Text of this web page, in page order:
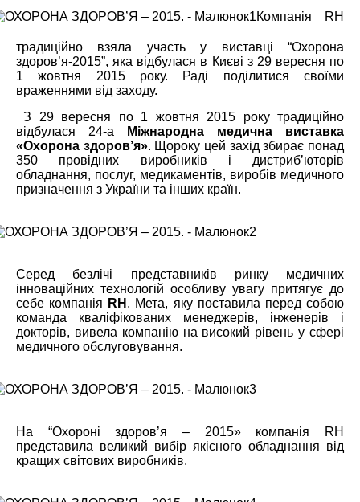
Компанія RH
традиційно взяла участь у виставці “Охорона
здоров’я-2015”, яка відбулася в Києві з 29 вересня по
1 жовтня 2015 року. Раді поділитися своїми
враженнями від заходу.
З 29 вересня по 1 жовтня 2015 року традиційно
відбулася 24-а
Міжнародна медична виставка
«Охорона здоров’я». Щороку цей захід збирає понад
350 провідних виробників і дистриб’юторів
обладнання, послуг, медикаментів, виробів медичного
призначення з України та інших країн.
Серед безлічі представників ринку медичних
інноваційних технологій особливу увагу притягує до
себе компанія RH . Мета, яку поставила перед собою
команда кваліфікованих менеджерів, інженерів і
докторів, вивела компанію на високий рівень у сфері
медичного обслуговування.
На “Охороні здоров’я – 2015» компанія RH
представила великий вибір якісного обладнання від
кращих світових виробників.